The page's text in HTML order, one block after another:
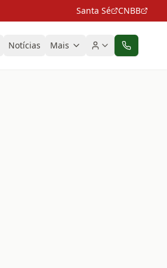
Santa Sé CNBB
Notícias Mais